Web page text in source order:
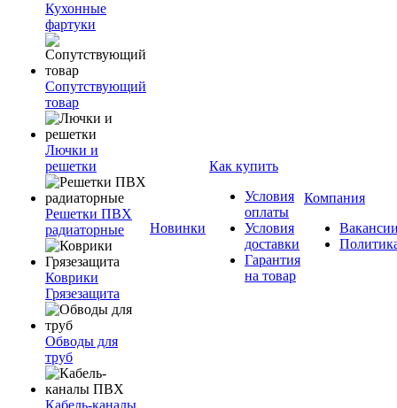
Кухонные
фартуки
Сопутствующий
товар
Лючки и
решетки
Решетки ПВХ
радиаторные
Коврики
Грязезащита
Обводы для
труб
Кабель-каналы
Новинки
Как купить
Условия
оплаты
Условия
доставки
Гарантия
на товар
Компания